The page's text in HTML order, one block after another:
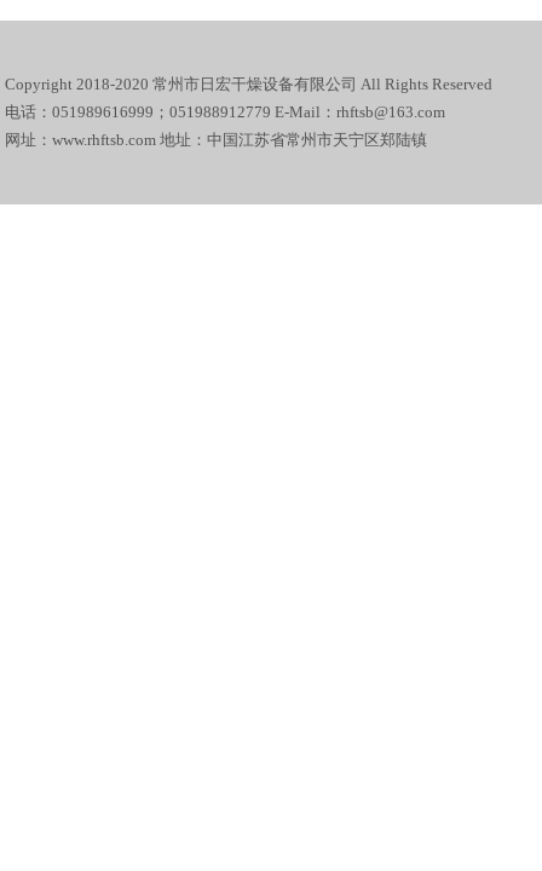
Copyright 2018-2020 常州市日宏干燥设备有限公司 All Rights Reserved
电话：051989616999；051988912779 E-Mail：rhftsb@163.com
网址：www.rhftsb.com 地址：中国江苏省常州市天宁区郑陆镇